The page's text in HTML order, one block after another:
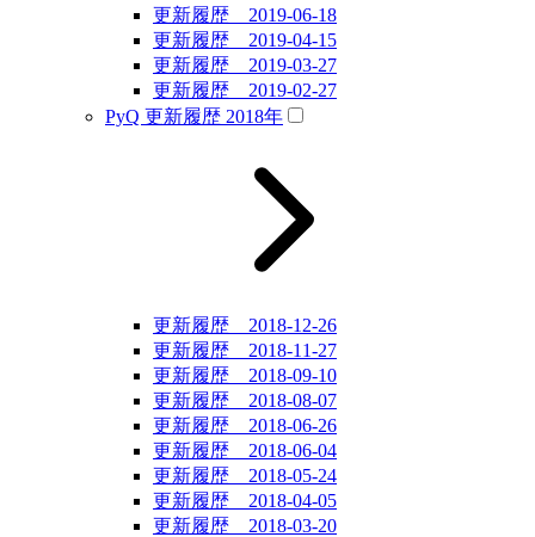
更新履歴 2019-06-18
更新履歴 2019-04-15
更新履歴 2019-03-27
更新履歴 2019-02-27
PyQ 更新履歴 2018年
更新履歴 2018-12-26
更新履歴 2018-11-27
更新履歴 2018-09-10
更新履歴 2018-08-07
更新履歴 2018-06-26
更新履歴 2018-06-04
更新履歴 2018-05-24
更新履歴 2018-04-05
更新履歴 2018-03-20